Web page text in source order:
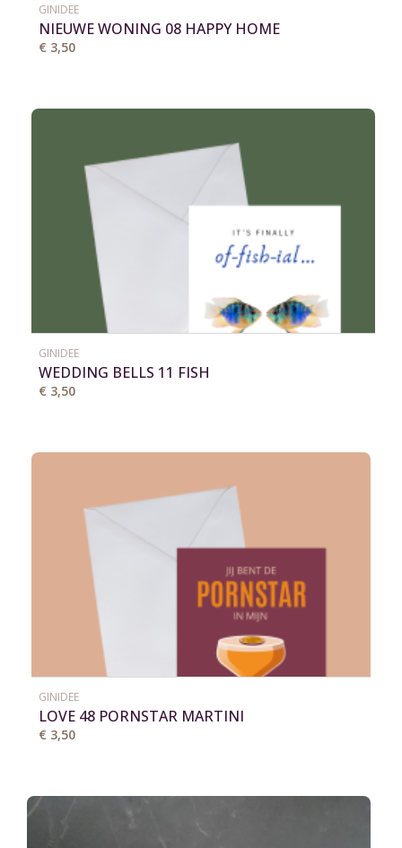
GINIDEE
NIEUWE WONING 08 HAPPY HOME
€ 3,50
GINIDEE
WEDDING BELLS 11 FISH
€ 3,50
GINIDEE
LOVE 48 PORNSTAR MARTINI
€ 3,50